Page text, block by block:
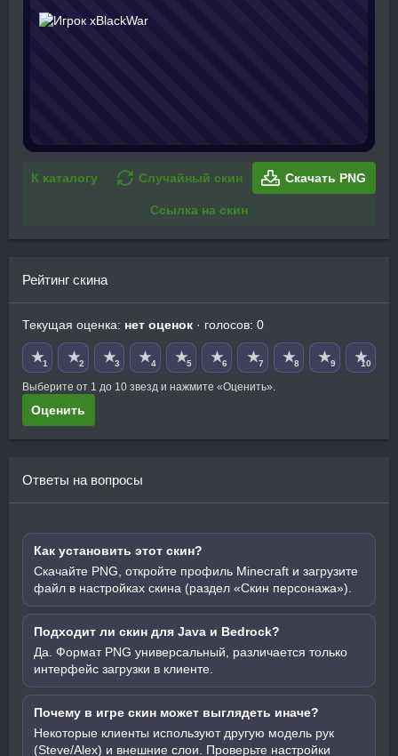
К каталогу Случайный скин Скачать PNG
Ссылка на скин
Рейтинг скина
Текущая оценка: нет оценок · голосов: 0
★1 ★2 ★3 ★4 ★5 ★6 ★7 ★8 ★9 ★10
Выберите от 1 до 10 звезд и нажмите «Оценить».
Оценить
Ответы на вопросы
Как установить этот скин?
Скачайте PNG, откройте профиль Minecraft и загрузите
файл в настройках скина (раздел «Скин персонажа»).
Подходит ли скин для Java и Bedrock?
Да. Формат PNG универсальный, различается только
интерфейс загрузки в клиенте.
Почему в игре скин может выглядеть иначе?
Некоторые клиенты используют другую модель рук
(Steve/Alex) и внешние слои. Проверьте настройки